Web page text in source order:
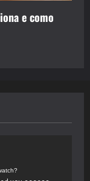
e como